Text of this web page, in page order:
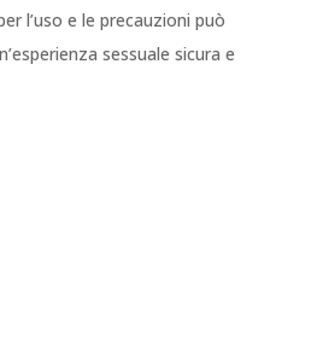
l’uso e le precauzioni può
sessuale sicura e